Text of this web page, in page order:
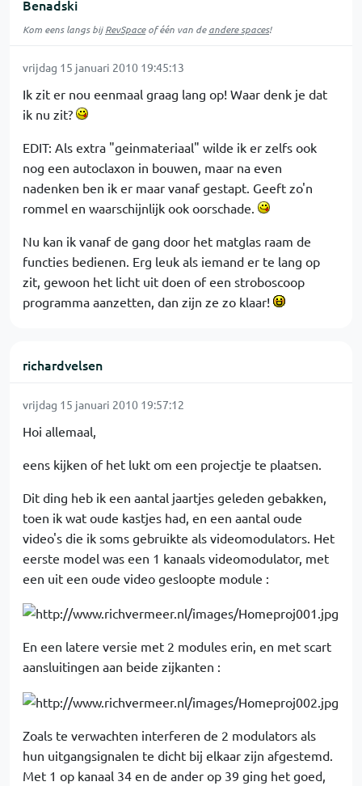
Benadski
Kom eens langs bijRevSpaceof één van deandere spaces!
vrijdag 15 januari 2010 19:45:13
Ik zit er nou eenmaal graag lang op! Waar denk je dat
ik nu zit?
EDIT: Als extra "geinmateriaal" wilde ik er zelfs ook
nog een autoclaxon in bouwen, maar na even
nadenken ben ik er maar vanaf gestapt. Geeft zo'n
rommel en waarschijnlijk ook oorschade.
Nu kan ik vanaf de gang door het matglas raam de
functies bedienen. Erg leuk als iemand er te lang op
zit, gewoon het licht uit doen of een stroboscoop
programma aanzetten, dan zijn ze zo klaar!
richardvelsen
vrijdag 15 januari 2010 19:57:12
Hoi allemaal,
eens kijken of het lukt om een projectje te plaatsen.
Dit ding heb ik een aantal jaartjes geleden gebakken,
toen ik wat oude kastjes had, en een aantal oude
video's die ik soms gebruikte als videomodulators. Het
eerste model was een 1 kanaals videomodulator, met
een uit een oude video gesloopte module :
En een latere versie met 2 modules erin, en met scart
aansluitingen aan beide zijkanten :
Zoals te verwachten interferen de 2 modulators als
hun uitgangsignalen te dicht bij elkaar zijn afgestemd.
Met 1 op kanaal 34 en de ander op 39 ging het goed,